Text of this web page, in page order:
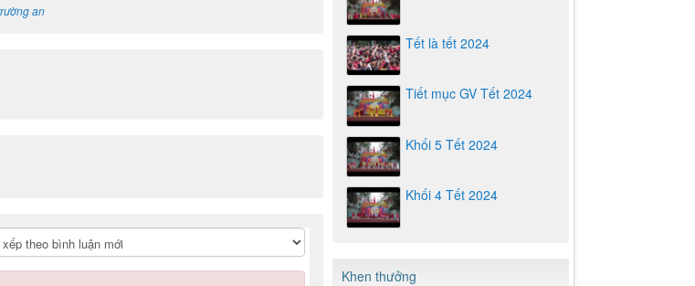
Tết là tết 2024
Tiết mục GV Tết 2024
Khối 5 Tết 2024
Khối 4 Tết 2024
Khen thưởng